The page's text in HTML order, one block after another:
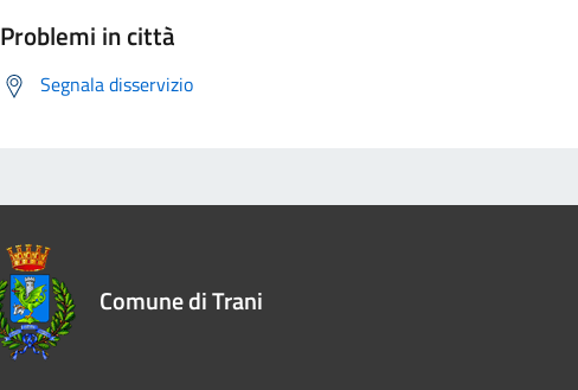
Problemi in città
Segnala disservizio
Comune di Trani